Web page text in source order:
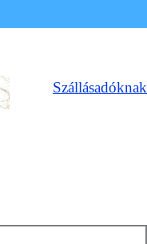
Szállásadóknak